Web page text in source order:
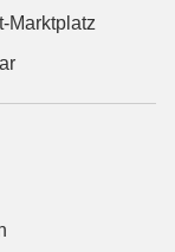
Marktplatz